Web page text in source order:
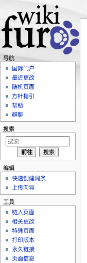
导航
国际门户
最近更改
随机页面
方针指引
帮助
群聊
搜索
编辑
快速创建词条
上传向导
工具
链入页面
相关更改
特殊页面
打印版本
永久链接
页面信息